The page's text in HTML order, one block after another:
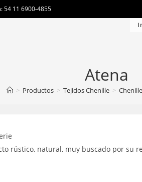
54 11 6900-4855
Atena
> Productos > Tejidos Chenille >
rústico, natural, muy buscado por su